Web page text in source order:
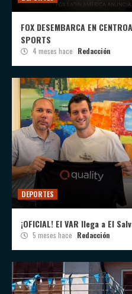
FOX DESEMBARCA EN
SPORTS
4 meses hace Redacción
DEPORTES
¡OFICIAL! El VAR llega a El
5 meses hace Redacción